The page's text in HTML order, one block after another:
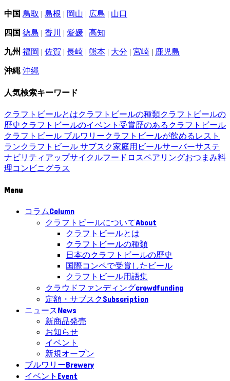
中国 鳥取 | 島根 | 岡山 | 広島 | 山口
四国 徳島 | 香川 | 愛媛 | 高知
九州 福岡 | 佐賀 | 長崎 | 熊本 | 大分 | 宮崎 | 鹿児島
沖縄 沖縄
人気検索キーワード
クラフトビールとはクラフトビールの種類クラフトビールの
歴史 クラフトビールのイベント 受賞歴のあるクラフトビール
クラフトビール ブルワリークラフトビールが飲めるレスト
ランクラフトビール サブスク家庭用ビールサーバーサステ
ナビリティ アップサイクルフードロスペアリングおつまみ料
理コンビニグラス
Menu
コラムColumn
クラフトビールについてAbout
クラフトビールとは
クラフトビールの種類
日本のクラフトビールの歴史
国際コンペで受賞したビール
クラフトビール用語集
クラウドファンディングcrowdfunding
定額・サブスクSubscription
ニュースNews
新商品発売
お知らせ
イベント
新規オープン
ブルワリーBrewery
イベント Event